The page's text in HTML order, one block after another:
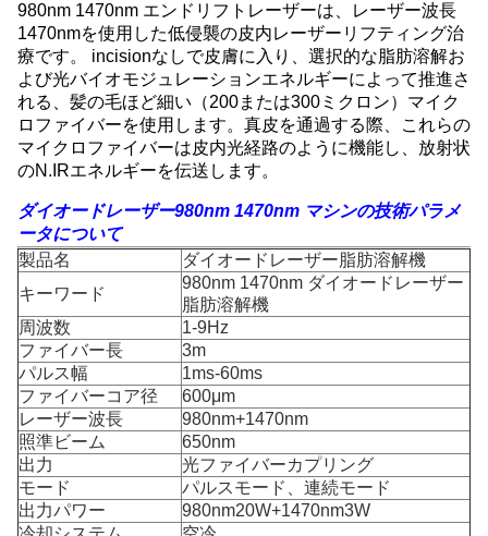
980nm 1470nm エンドリフトレーザーは、レーザー波長
1470nmを使用した低侵襲の皮内レーザーリフティング治
療です。 incisionなしで皮膚に入り、選択的な脂肪溶解お
よび光バイオモジュレーションエネルギーによって推進さ
れる、髪の毛ほど細い（200または300ミクロン）マイク
ロファイバーを使用します。真皮を通過する際、これらの
マイクロファイバーは皮内光経路のように機能し、放射状
のN.IRエネルギーを伝送します。
ダイオードレーザー980nm 1470nm マシンの技術パラメ
ータについて
製品名
ダイオードレーザー脂肪溶解機
キーワード
980nm 1470nm ダイオードレーザー
脂肪溶解機
周波数
1-9Hz
ファイバー長
3m
パルス幅
1ms-60ms
ファイバーコア径
600μm
レーザー波長
980nm+1470nm
照準ビーム
650nm
出力
光ファイバーカプリング
モード
パルスモード、連続モード
出力パワー
980nm20W+1470nm3W